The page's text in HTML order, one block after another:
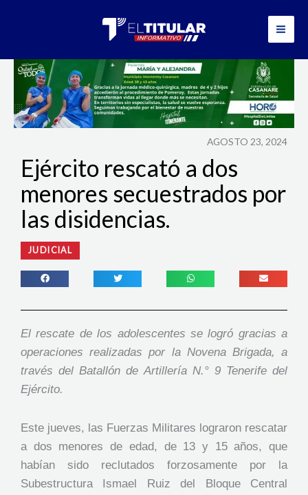
AGOSTO 23, 2024
Ejército rescató a dos
menores secuestrados por
las disidencias.
JUDICIAL
El rescate de los adolescentes se logró gracias a
operaciones realizadas por la Novena Brigada, a
través del Batallón de Artillería N.° 9 Tenerife del
Ejército.
Este jueves, las Fuerzas Militares lograron rescatar
a dos menores de edad, de 13 y 15 años, que
habían sido reclutados forzosamente por la
Subestructura Ismael Ruiz del Bloque Central